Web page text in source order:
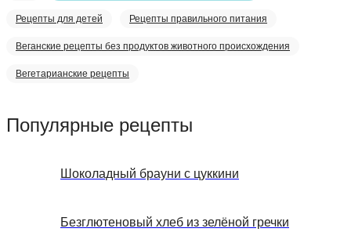
Рецепты для детей Рецепты правильного питания
Веганские рецепты без продуктов животного происхождения
Вегетарианские рецепты
Популярные рецепты
Шоколадный брауни с цуккини
Безглютеновый хлеб из зелёной гречки